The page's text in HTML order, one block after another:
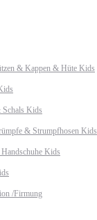
& Kappen & Hüte Kids
Schals Kids
& Strumpfhosen Kids
Kids
/Firmung